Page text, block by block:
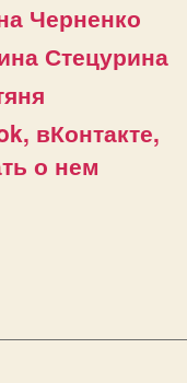
Черненко
Стецурина
вКонтакте,
о нем